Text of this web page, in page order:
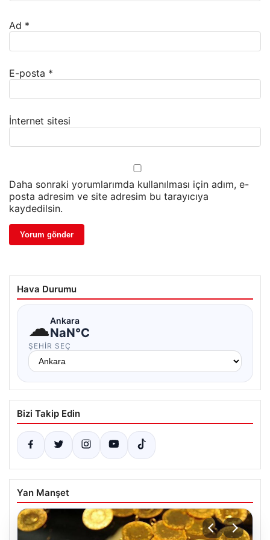
Ad *
E-posta *
İnternet sitesi
Daha sonraki yorumlarımda kullanılması için adım, e-
posta adresim ve site adresim bu tarayıcıya
kaydedilsin.
Hava Durumu
☁Ankara
NaN°C
ŞEHIR SEÇ
Bizi Takip Edin
Yan Manşet